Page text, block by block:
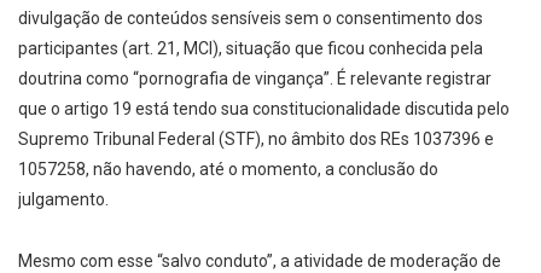
divulgação de conteúdos sensíveis sem o consentimento dos
participantes (art. 21, MCI), situação que ficou conhecida pela
doutrina como “pornografia de vingança”. É relevante registrar
que o artigo 19 está tendo sua constitucionalidade discutida pelo
Supremo Tribunal Federal (STF), no âmbito dos REs 1037396 e
1057258, não havendo, até o momento, a conclusão do
julgamento.
Mesmo com esse “salvo conduto”, a atividade de moderação de